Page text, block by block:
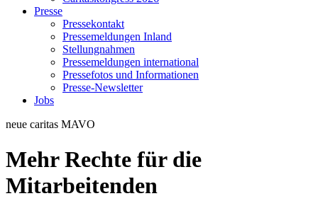
Presse
Pressekontakt
Pressemeldungen Inland
Stellungnahmen
Pressemeldungen international
Pressefotos und Informationen
Presse-Newsletter
Jobs
neue caritas MAVO
Mehr Rechte für die
Mitarbeitenden